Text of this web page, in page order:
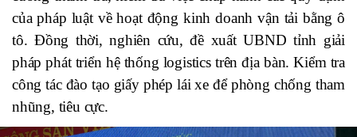
của pháp luật về hoạt động kinh doanh vận tải bằng ô
tô. Đồng thời, nghiên cứu, đề xuất UBND tỉnh giải
pháp phát triển hệ thống logistics trên địa bàn. Kiểm tra
công tác đào tạo giấy phép lái xe để phòng chống tham
nhũng, tiêu cực.